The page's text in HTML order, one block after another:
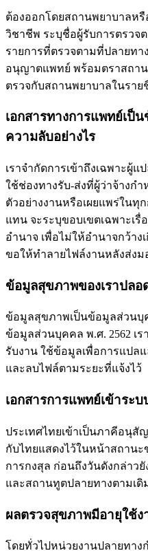
ต้องออกโดยสถานพยาบาลห
วิชาชีพ ระบุชื่อผู้รับการตรวจ
รายการที่ตรวจตามที่ปลายท
อนุญาตแพทย์ พร้อมตราสถา
ตรวจกับสถานพยาบาลในราย
เอกสารทางการแพทย์เป็
ความลับอย่างไร
เราจำกัดการเข้าถึงเฉพาะผู้
ใช้ช่องทางรับ-ส่งที่ผู้ว่าจ้างก
ตัวอย่างงานหรือเผยแพร่ใน
แทน จะระบุขอบเขตเฉพาะเรื่
อำนาจ เพื่อไม่ให้อำนาจกว้าง
ขอให้ทำลายไฟล์งานหลังส่งม
ข้อมูลสุขภาพของเราปล
ข้อมูลสุขภาพเป็นข้อมูลส่วนบุ
ข้อมูลส่วนบุคคล พ.ศ. 2562 เ
รับงาน ใช้ข้อมูลเพื่อการแปล
และลบไฟล์ตามระยะที่แจ้งไว้
เอกสารการแพทย์เข้าระ
ประเทศไทยเข้าเป็นภาคีอนุสั
กับไทยแสดงไว้ในหน้าสถานะ
การกงสุล ก่อนถึงวันดังกล่าว
และสถานทูตปลายทางตามเดิ
ผลตรวจสุขภาพมีอายุใช้ง
โดยทั่วไปหน่วยงานปลายทาง